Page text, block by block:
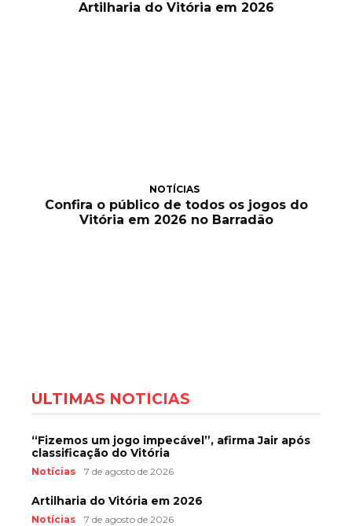
Artilharia do Vitória em 2026
NOTÍCIAS
Confira o público de todos os jogos do
Vitória em 2026 no Barradão
ÚLTIMAS NOTÍCIAS
“Fizemos um jogo impecável”, afirma Jair após
classificação do Vitória
Notícias 7 de agosto de 2026
Artilharia do Vitória em 2026
Notícias 7 de agosto de 2026